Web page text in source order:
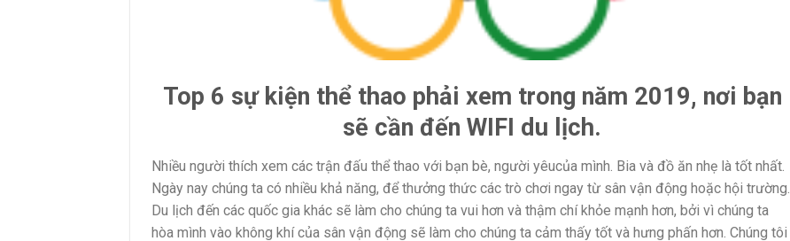
Top 6 sự kiện thể thao phải xem trong năm 2019, nơi bạn
sẽ cần đến WIFI du lịch.
Nhiều người thích xem các trận đấu thể thao với bạn bè, người yêucủa mình. Bia và đồ ăn nhẹ là tốt nhất.
Ngày nay chúng ta có nhiều khả năng, để thưởng thức các trò chơi ngay từ sân vận động hoặc hội trường.
Du lịch đến các quốc gia khác sẽ làm cho chúng ta vui hơn và thậm chí khỏe mạnh hơn, bởi vì chúng ta
hòa mình vào không khí của sân vận động sẽ làm cho chúng ta cảm thấy tốt và hưng phấn hơn. Chúng tôi